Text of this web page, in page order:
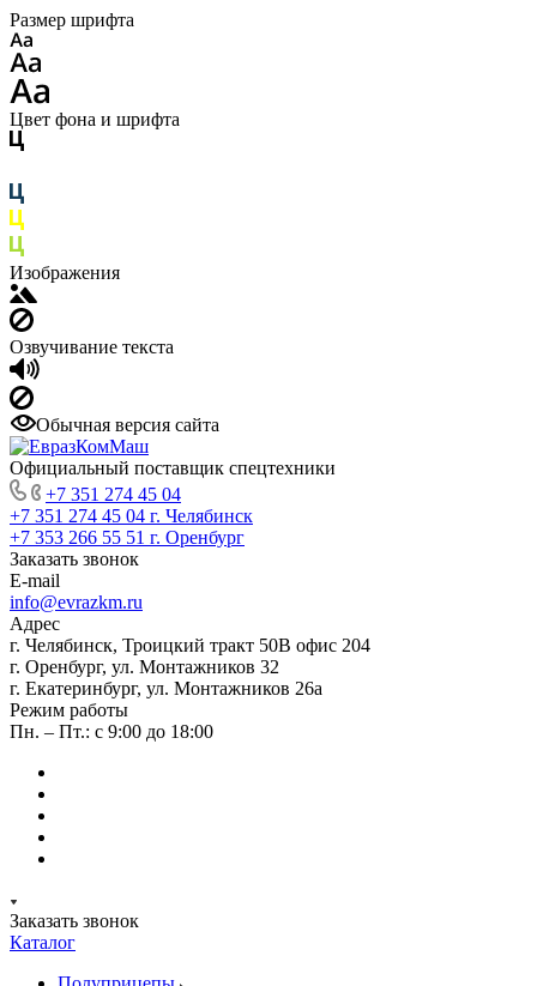
Размер шрифта
Цвет фона и шрифта
Изображения
Озвучивание текста
Обычная версия сайта
Официальный поставщик спецтехники
+7 351 274 45 04
+7 351 274 45 04 г. Челябинск
+7 353 266 55 51 г. Оренбург
Заказать звонок
E-mail
info@evrazkm.ru
Адрес
г. Челябинск, Троицкий тракт 50В офис 204
г. Оренбург, ул. Монтажников 32
г. Екатеринбург, ул. Монтажников 26а
Режим работы
Пн. – Пт.: с 9:00 до 18:00
Заказать звонок
Каталог